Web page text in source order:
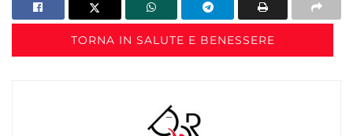
TORNA IN SALUTE E BENESSERE